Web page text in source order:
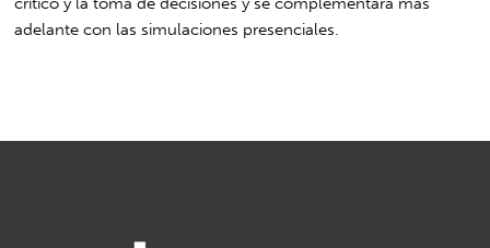
adelante con las simulaciones presenciales.